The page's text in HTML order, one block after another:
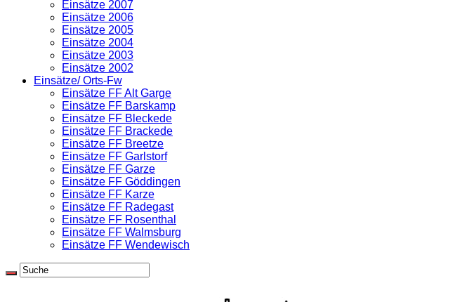
Einsätze 2007
Einsätze 2006
Einsätze 2005
Einsätze 2004
Einsätze 2003
Einsätze 2002
Einsätze/ Orts-Fw
Einsätze FF Alt Garge
Einsätze FF Barskamp
Einsätze FF Bleckede
Einsätze FF Brackede
Einsätze FF Breetze
Einsätze FF Garlstorf
Einsätze FF Garze
Einsätze FF Göddingen
Einsätze FF Karze
Einsätze FF Radegast
Einsätze FF Rosenthal
Einsätze FF Walmsburg
Einsätze FF Wendewisch